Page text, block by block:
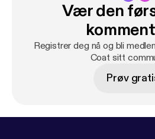
Vær den
Registrer deg nå og bli
Coat sitt
Prøv